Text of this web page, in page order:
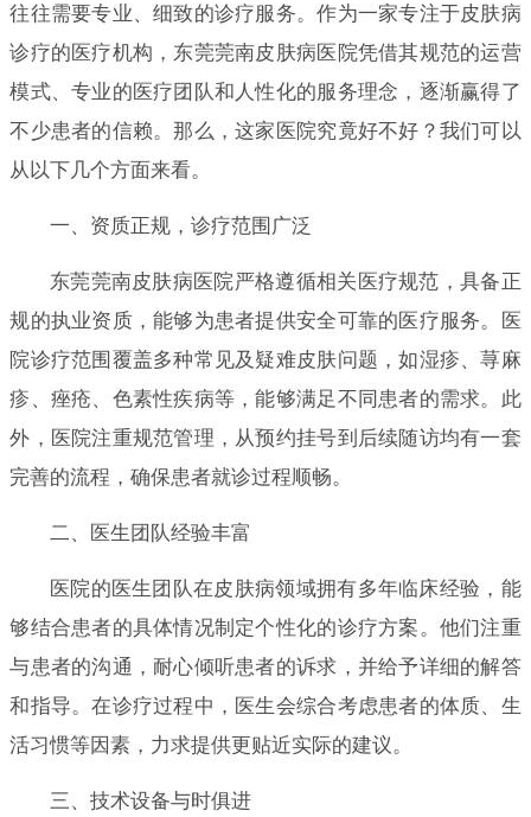
往往需要专业、细致的诊疗服务。作为一家专注于皮肤病
诊疗的医疗机构，东莞莞南皮肤病医院凭借其规范的运营
模式、专业的医疗团队和人性化的服务理念，逐渐赢得了
不少患者的信赖。那么，这家医院究竟好不好？我们可以
从以下几个方面来看。
一、资质正规，诊疗范围广泛
东莞莞南皮肤病医院严格遵循相关医疗规范，具备正
规的执业资质，能够为患者提供安全可靠的医疗服务。医
院诊疗范围覆盖多种常见及疑难皮肤问题，如湿疹、荨麻
疹、痤疮、色素性疾病等，能够满足不同患者的需求。此
外，医院注重规范管理，从预约挂号到后续随访均有一套
完善的流程，确保患者就诊过程顺畅。
二、医生团队经验丰富
医院的医生团队在皮肤病领域拥有多年临床经验，能
够结合患者的具体情况制定个性化的诊疗方案。他们注重
与患者的沟通，耐心倾听患者的诉求，并给予详细的解答
和指导。在诊疗过程中，医生会综合考虑患者的体质、生
活习惯等因素，力求提供更贴近实际的建议。
三、技术设备与时俱进